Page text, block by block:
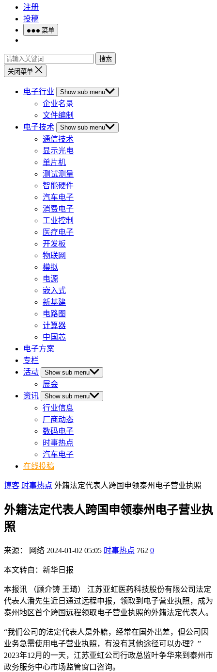
注册
投稿
菜单
搜索
关闭菜单
电子行业 Show sub menu
企业名录
文件编制
电子技术
Show sub menu
通信技术
显示光电
单片机
测试测量
智能硬件
汽车电子
消费电子
工业控制
医疗电子
开发板
物联网
模拟
电源
嵌入式
新基建
电路图
计算器
中国芯
电子方案
专栏
活动
Show sub menu
展会
资讯
Show sub menu
行业信息
厂商动态
数码电子
时事热点
汽车电子
在线投稿
博客 时事热点 外籍法定代表人跨国申领泰州电子营业执照
外籍法定代表人跨国申领泰州电子营业执
照
来源： 网络 2024-01-02 05:05 时事热点 762 0
本文转自：新华日报
本报讯 （顾介铸 王琦） 江苏亚虹医药科技股份有限公司法定
代表人潘先生近日通过远程申报，领取到电子营业执照，成为
泰州地区首个跨国远程领取电子营业执照的外籍法定代表人。
“我们公司的法定代表人是外籍，经常在国外出差，但公司因
业务急需使用电子营业执照，有没有其他途径可以办理？”
2023年12月的一天，江苏亚虹公司行政总监叶争华来到泰州市
政务服务中心市场监管窗口咨询。